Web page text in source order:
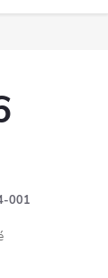
001